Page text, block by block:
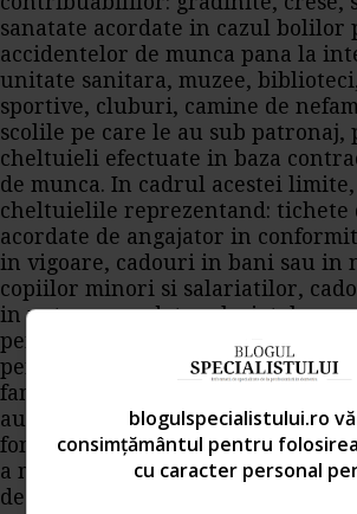
sanatate acordate in cazul bolilor
accidentelor de munca pana la
unitate sanitara, muzee,
sportive, cluburi, camine de
scolile pe care le au sub patronaj,
cheltuieli efectuate in baza
de munca. In cadrul acestei
cheltuielile reprezentand: tichete
acordate de angajator in
in vigoare, cadouri in bani sau in
copiilor minori si salariatilor,
in natura acordate salariatelor,
pentru tratament si odihna,
pentru salariatii proprii si pentru
familie ai acestora, ajutoare
au suferit pierderi in gospodarie
fondurile de interventie ale
a minerilor, ajutorarea copiilor
de plasament.
blogulspecialistului.ro
consimțământul pentru
cu caracter personal